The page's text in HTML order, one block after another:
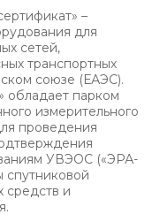
–
для
сетей,
транспортных
союзе (ЕАЭС).
обладает парком
измерительного
проведения
УВЭОС («ЭРА-
спутниковой
средств и